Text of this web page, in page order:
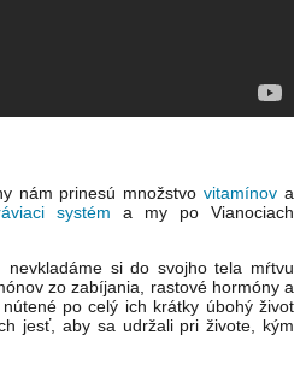
nám prinesú množstvovitamínov a
systém a my po Vianociach
si do svojho tela mŕtvu
zo zabíjania, rastové hormóny a
po celý ich krátky úbohý život
jesť, aby sa udržali pri živote, kým